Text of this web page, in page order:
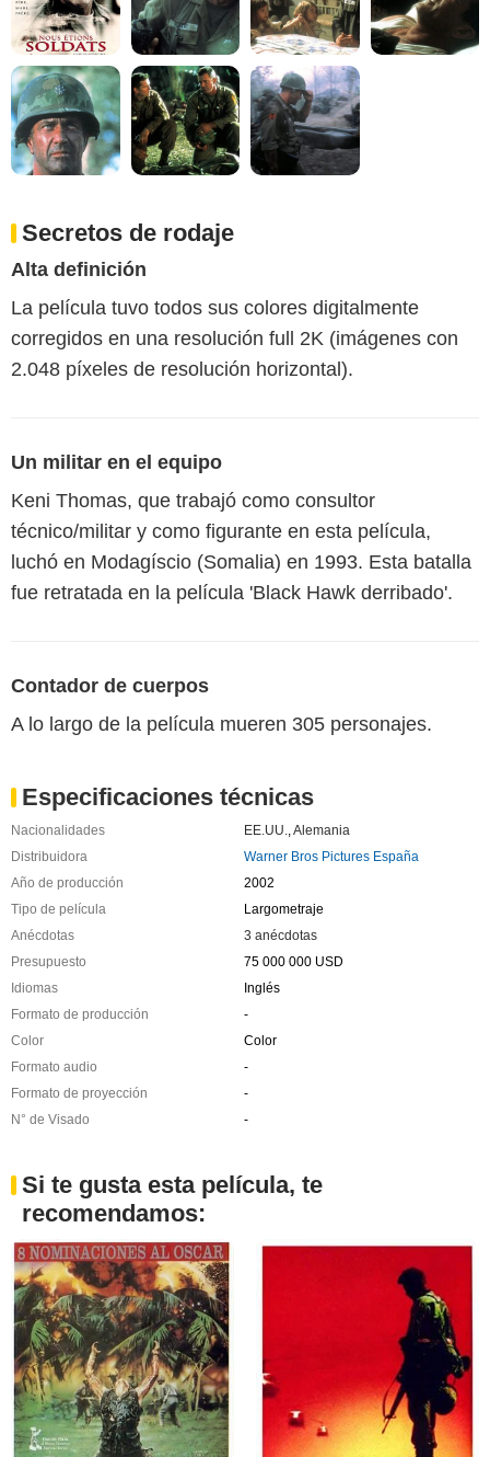
Secretos de rodaje
Alta definición
La película tuvo todos sus colores digitalmente
corregidos en una resolución full 2K (imágenes con
2.048 píxeles de resolución horizontal).
Un militar en el equipo
Keni Thomas, que trabajó como consultor
técnico/militar y como figurante en esta película,
luchó en Modagíscio (Somalia) en 1993. Esta batalla
fue retratada en la película 'Black Hawk derribado'.
Contador de cuerpos
A lo largo de la película mueren 305 personajes.
Especificaciones técnicas
Nacionalidades EE.UU.
Alemania
Distribuidora
Warner Bros Pictures España
Año de producción
2002
Tipo de película
Largometraje
Anécdotas
3 anécdotas
Presupuesto
75 000 000 USD
Idiomas
Inglés
Formato de producción
-
Color
Color
Formato audio
-
Formato de proyección
-
N° de Visado
-
Si te gusta esta película, te
recomendamos: